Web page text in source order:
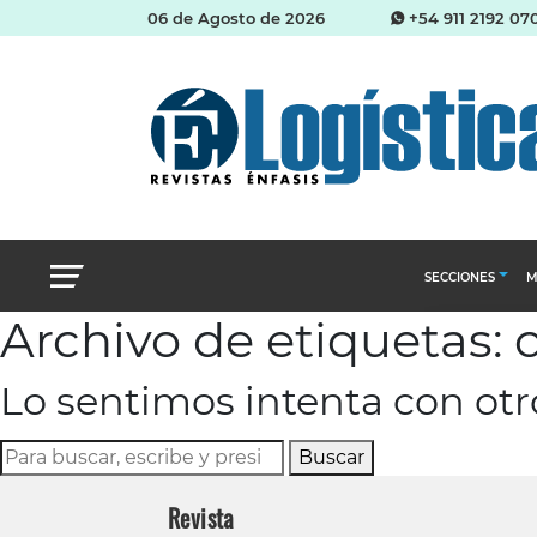
06 de Agosto de 2026 +54 911 2192
SECCIONES
Almacenes e
Archivo de etiquetas:
Lo sentimos intenta con
Buscar
Revista